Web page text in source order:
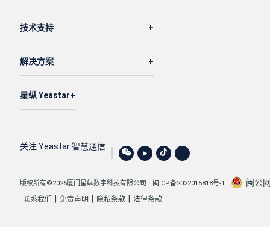
技术支持
解决方案
星纵 Yeastar
关注 Yeastar 智慧通信
版权所有©2026厦门星纵数字科技有限公司 闽ICP备2022015818号-1 闽公
联系我们 免责声明 隐私条款 法律条款